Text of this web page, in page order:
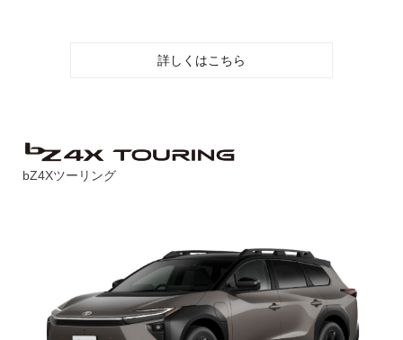
詳しくはこちら
bZ4Xツーリング